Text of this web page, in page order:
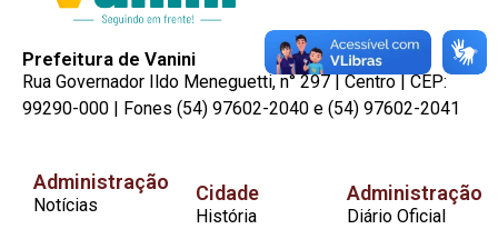
Prefeitura de Vanini
Rua Governador Ildo Meneguetti, n° 297 | Centro | CEP:
99290-000 | Fones (54) 97602-2040 e (54) 97602-2041
Administração
Notícias
Cidade
História
Administração
Diário Oficial